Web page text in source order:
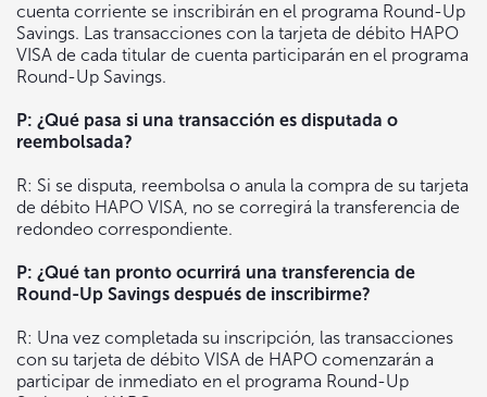
cuenta corriente se inscribirán en el programa Round-Up
Savings. Las transacciones con la tarjeta de débito HAPO
VISA de cada titular de cuenta participarán en el programa
Round-Up Savings.
P: ¿Qué pasa si una transacción es disputada o
reembolsada?
R: Si se disputa, reembolsa o anula la compra de su tarjeta
de débito HAPO VISA, no se corregirá la transferencia de
redondeo correspondiente.
P: ¿Qué tan pronto ocurrirá una transferencia de
Round-Up Savings después de inscribirme?
R: Una vez completada su inscripción, las transacciones
con su tarjeta de débito VISA de HAPO comenzarán a
participar de inmediato en el programa Round-Up